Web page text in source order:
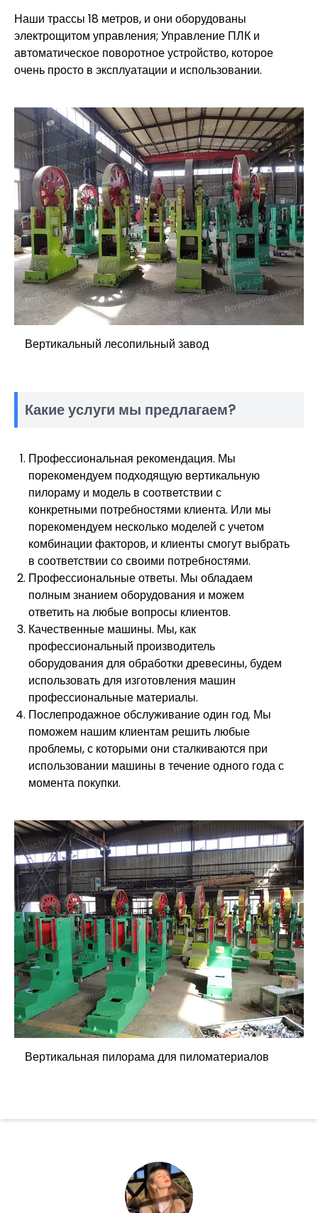
Наши трассы 18 метров, и они оборудованы
электрощитом управления; Управление ПЛК и
автоматическое поворотное устройство, которое
очень просто в эксплуатации и использовании.
Вертикальный лесопильный завод
Какие услуги мы предлагаем?
Профессиональная рекомендация. Мы
порекомендуем подходящую вертикальную
пилораму и модель в соответствии с
конкретными потребностями клиента. Или мы
порекомендуем несколько моделей с учетом
комбинации факторов, и клиенты смогут выбрать
в соответствии со своими потребностями.
Профессиональные ответы. Мы обладаем
полным знанием оборудования и можем
ответить на любые вопросы клиентов.
Качественные машины. Мы, как
профессиональный производитель
оборудования для обработки древесины, будем
использовать для изготовления машин
профессиональные материалы.
Послепродажное обслуживание один год. Мы
поможем нашим клиентам решить любые
проблемы, с которыми они сталкиваются при
использовании машины в течение одного года с
момента покупки.
Вертикальная пилорама для пиломатериалов